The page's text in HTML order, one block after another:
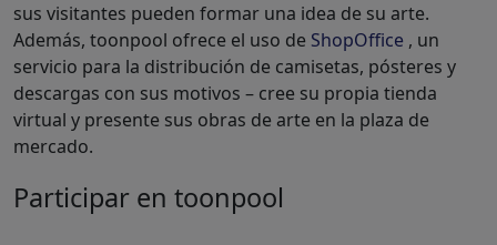
sus visitantes pueden formar una idea de su arte.
Además, toonpool ofrece el uso de ShopOffice , un
servicio para la distribución de camisetas, pósteres y
descargas con sus motivos – cree su propia tienda
virtual y presente sus obras de arte en la plaza de
mercado.
Participar en toonpool